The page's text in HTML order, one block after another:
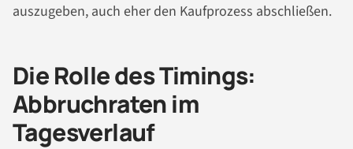
auszugeben, auch eher den Kaufprozess abschließen.
Die Rolle des Timings:
Abbruchraten im
Tagesverlauf